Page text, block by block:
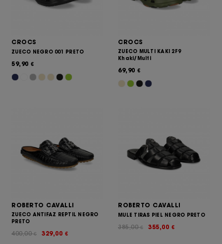
CROCS
ZUECO NEGRO 001 PRETO
59,90 €
CROCS
ZUECO MULTI KAKI 2F9
Khaki/Multi
69,90 €
ROBERTO CAVALLI
ZUECO ANTIFAZ REPTIL NEGRO
PRETO
329,00 €
400,00€
ROBERTO CAVALLI
MULE TIRAS PIEL NEGRO PRETO
355,00 €
385,00€